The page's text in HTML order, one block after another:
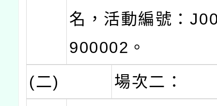
名，活動編號：
900002。
(二)
場次二：